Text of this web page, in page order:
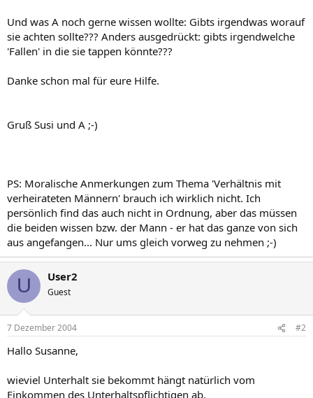
Und was A noch gerne wissen wollte: Gibts irgendwas worauf
sie achten sollte??? Anders ausgedrückt: gibts irgendwelche
'Fallen' in die sie tappen könnte???
Danke schon mal für eure Hilfe.
Gruß Susi und A ;-)
PS: Moralische Anmerkungen zum Thema 'Verhältnis mit
verheirateten Männern' brauch ich wirklich nicht. Ich
persönlich find das auch nicht in Ordnung, aber das müssen
die beiden wissen bzw. der Mann - er hat das ganze von sich
aus angefangen... Nur ums gleich vorweg zu nehmen ;-)
U User2
Guest
7 Dezember 2004 #2
Hallo Susanne,
wieviel Unterhalt sie bekommt hängt natürlich vom
Einkommen des Unterhaltspflichtigen ab.